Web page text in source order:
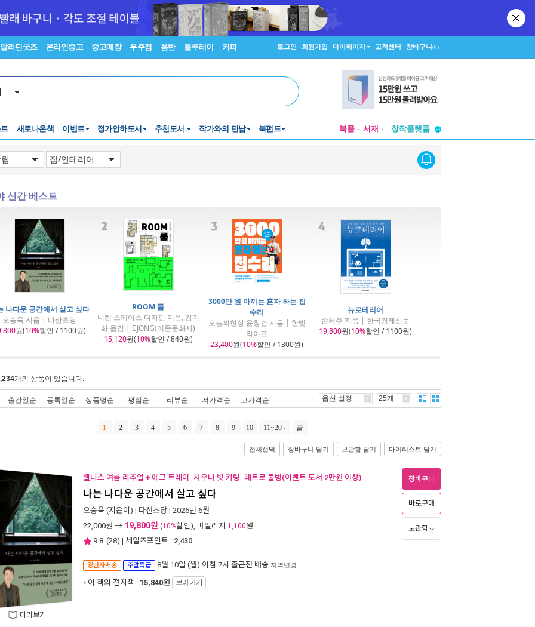
알라딘굿즈 온라인중고 중고매장 우주점 음반 블루레이 커피 로그인 회원가입 마이페이지 고객센터 장바구니(0)
새로나온책 이벤트 정가인하도서 추천도서 작가와의 만남 북펀드 북플 서재
창작플랫폼
신간 베스트
나다운 공간에서 살고 싶다
오승욱 지음 | 다산초당
원(10%할인 / 1100원)
ROOM 룸
니켄 스페이스 디자인 지음, 김미
화 옮김 | EJONG(이종문화사)
15,120원(10%할인 / 840원)
3000만 원 아끼는 혼자 하는 집
수리
오늘의현장 윤창건 지음 | 한빛
라이프
23,400원(10%할인 / 1300원)
뉴로테리어
손혜주 지음 | 한국경제신문
19,800원(10%할인 / 1100원)
개의 상품이 있습니다.
출간일순 등록일순 상품명순 평점순 리뷰순 저가격순 고가격순 옵션 설정 25개
1 2 3 4 5 6 7 8 9 10 11~20 끝
전체선택 장바구니 담기 보관함 담기 마이리스트 담기
미리보기
웰니스 여름 리추얼 + 에그 트레이. 사우나 빗 키링. 레트로 물병(이벤트 도서 2만원 이상)
나는 나다운 공간에서 살고 싶다
오승욱 (지은이) | 다산초당 | 2026년 6월
22,000원 → 19,800원 (10%할인), 마일리지 1,100원
9.8 (28) | 세일즈포인트 : 2,430
양탄자배송 주말특급 8월 10일 (월) 아침 7시 출근전 배송 지역변경
이 책의 전자책 : 15,840원 보러 가기
장바구니
바로구매
보관함